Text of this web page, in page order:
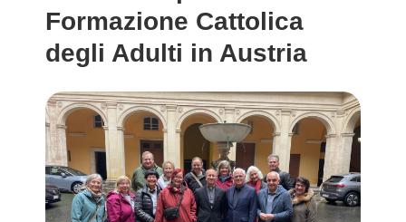
Formazione Cattolica
degli Adulti in Austria